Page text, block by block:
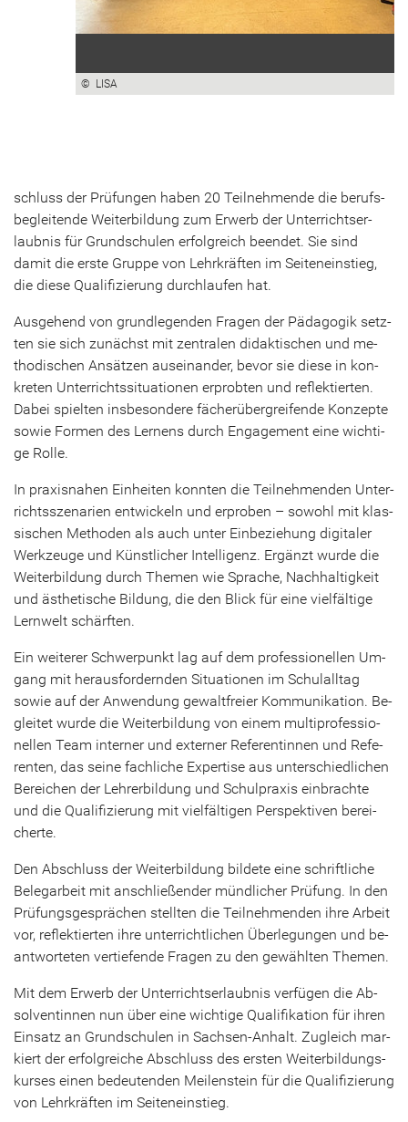
© LISA
schluss der Prü­fun­gen haben 20 Teil­neh­men­de die be­rufs­
be­glei­ten­de Wei­ter­bil­dung zum Er­werb der Un­ter­richts­er­
laub­nis für Grund­schu­len er­folg­reich be­en­det. Sie sind
damit die erste Grup­pe von Lehr­kräf­ten im Sei­ten­ein­stieg,
die diese Qua­li­fi­zie­rung durch­lau­fen hat.
Aus­ge­hend von grund­le­gen­den Fra­gen der Päd­ago­gik setz­
ten sie sich zu­nächst mit zen­tra­len di­dak­ti­schen und me­
tho­di­schen An­sät­zen aus­ein­an­der, bevor sie diese in kon­
kre­ten Un­ter­richts­si­tua­tio­nen er­prob­ten und re­flek­tier­ten.
Dabei spiel­ten ins­be­son­de­re fä­cher­über­grei­fen­de Kon­zep­te
sowie For­men des Ler­nens durch En­ga­ge­ment eine wich­ti­
ge Rolle.
In pra­xis­na­hen Ein­hei­ten konn­ten die Teil­neh­men­den Un­ter­
richts­sze­na­ri­en ent­wi­ckeln und er­pro­ben – so­wohl mit klas­
si­schen Me­tho­den als auch unter Ein­be­zie­hung di­gi­ta­ler
Werk­zeu­ge und Künst­li­cher In­tel­li­genz. Er­gänzt wurde die
Wei­ter­bil­dung durch The­men wie Spra­che, Nach­hal­tig­keit
und äs­the­ti­sche Bil­dung, die den Blick für eine viel­fäl­ti­ge
Lern­welt schärf­ten.
Ein wei­te­rer Schwer­punkt lag auf dem pro­fes­sio­nel­len Um­
gang mit her­aus­for­dern­den Si­tua­tio­nen im Schul­all­tag
sowie auf der An­wen­dung ge­walt­frei­er Kom­mu­ni­ka­ti­on. Be­
glei­tet wurde die Wei­ter­bil­dung von einem mul­ti­pro­fes­sio­
nel­len Team in­ter­ner und ex­ter­ner Re­fe­ren­tin­nen und Re­fe­
ren­ten, das seine fach­li­che Ex­per­ti­se aus un­ter­schied­li­chen
Be­rei­chen der Leh­rer­bil­dung und Schul­pra­xis ein­brach­te
und die Qua­li­fi­zie­rung mit viel­fäl­ti­gen Per­spek­ti­ven be­rei­
cher­te.
Den Ab­schluss der Wei­ter­bil­dung bil­de­te eine schrift­li­che
Be­le­g­ar­beit mit an­schlie­ßen­der münd­li­cher Prü­fung. In den
Prü­fungs­ge­sprä­chen stell­ten die Teil­neh­men­den ihre Ar­beit
vor, re­flek­tier­ten ihre un­ter­richt­li­chen Über­le­gun­gen und be­
ant­wor­te­ten ver­tie­fen­de Fra­gen zu den ge­wähl­ten The­men.
Mit dem Er­werb der Un­ter­richts­er­laub­nis ver­fü­gen die Ab­
sol­ven­tin­nen nun über eine wich­ti­ge Qua­li­fi­ka­ti­on für ihren
Ein­satz an Grund­schu­len in Sachsen-​Anhalt. Zu­gleich mar­
kiert der er­folg­rei­che Ab­schluss des ers­ten Wei­ter­bil­dungs­
kur­ses einen be­deu­ten­den Mei­len­stein für die Qua­li­fi­zie­rung
von Lehr­kräf­ten im Sei­ten­ein­stieg.